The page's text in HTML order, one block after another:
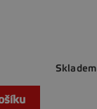
Skladem